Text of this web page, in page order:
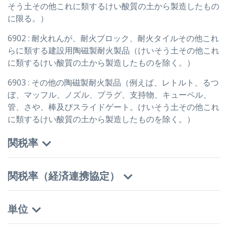
そう土その他これに類するけい酸質の土から製造したもの
に限る。）
6902 : 耐火れんが、耐火ブロック、耐火タイルその他これ
らに類する建設用陶磁製耐火製品（けいそう土その他これ
に類するけい酸質の土から製造したものを除く。）
6903 : その他の陶磁製耐火製品（例えば、レトルト、るつ
ぼ、マッフル、ノズル、プラグ、支持物、キューペル、
管、さや、棒及びスライドゲート。けいそう土その他これ
に類するけい酸質の土から製造したものを除く。）
関税率
関税率（経済連携協定）
単位